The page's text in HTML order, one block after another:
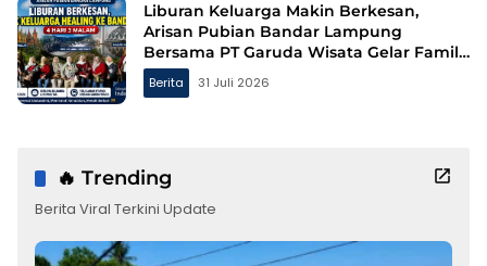
Liburan Keluarga Makin Berkesan,
Arisan Pubian Bandar Lampung
Bersama PT Garuda Wisata Gelar Family
Gathering ke Bandung
Berita 31 Juli 2026
🔥 Trending
Berita Viral Terkini Update